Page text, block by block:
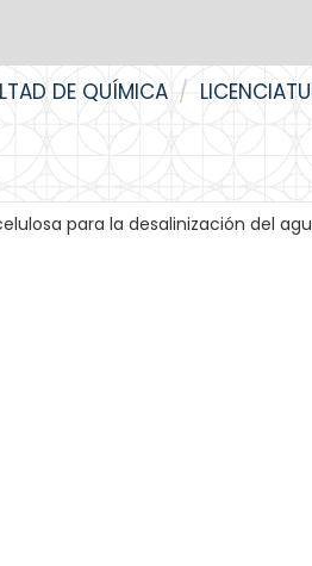
DE QUÍMICA
para la desalinización del